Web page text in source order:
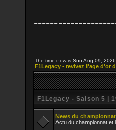
The time now is Sun Aug 09,
F1Legacy - revivez l'age d'or
F1Legacy - Saison 5 |
News du
Actu du championnat et